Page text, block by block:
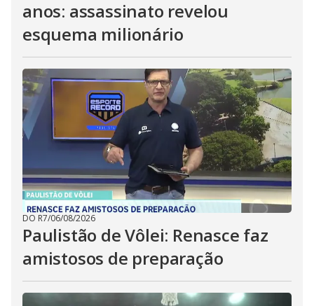
anos: assassinato revelou
esquema milionário
DO R7/06/08/2026
Paulistão de Vôlei: Renasce faz
amistosos de preparação